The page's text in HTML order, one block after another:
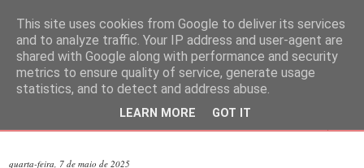
quarta-feira, 7 de maio de 2025
This site uses cookies from Google to deliver its services
and to analyze traffic. Your IP address and user-agent are
shared with Google along with performance and security
metrics to ensure quality of service, generate usage
statistics, and to detect and address abuse.
LEARN MORE GOT IT